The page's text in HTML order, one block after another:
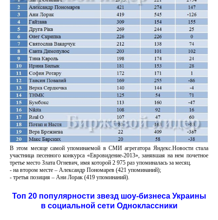
В этом месяце самой упоминаемой в СМИ агрегатора Яндекс.Новости стала
участница песенного конкурса «Евровидение-2013», занявшая на нем почетное
третье место Злата Огневич, имя которой 2 975 раз упоминалась за месяц.
- на втором месте – Александр Пономарев (421 упоминаний);
- третья позиция – Ани Лорак (419 упоминаний).
Топ 20 популярности звезд шоу-бизнеса Украины
в социальной сети Одноклассники